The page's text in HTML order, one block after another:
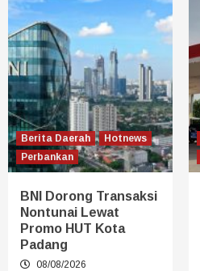
Berita Daerah
Hotnews
Perbankan
BNI Dorong Transaksi
Nontunai Lewat
Promo HUT Kota
Padang
08/08/2026